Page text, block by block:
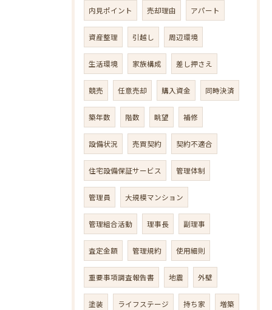
内見ポイント 売却理由 アパート
資産整理 引越し 周辺環境
生活環境 家族構成 差し押さえ
競売 任意売却 購入資金 同時決済
築年数 階数 眺望 補修
設備状況 売買契約 契約不適合
住宅設備保証サービス 管理体制
管理員 大規模マンション
管理組合活動 理事長 副理事
査定金額 管理規約 使用細則
重要事項調査報告書 地震 外壁
塗装 ライフステージ 持ち家 増築